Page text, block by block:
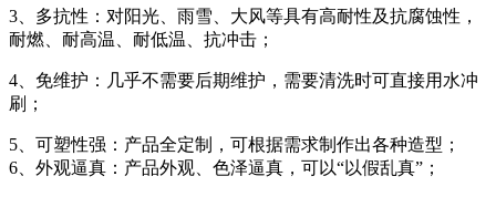
3、多抗性：对阳光、雨雪、大风等具有高耐性及抗腐蚀性，
耐燃、耐高温、耐低温、抗冲击；
4、免维护：几乎不需要后期维护，需要清洗时可直接用水冲
刷；
5、可塑性强：产品全定制，可根据需求制作出各种造型；
6、外观逼真：产品外观、色泽逼真，可以“以假乱真”；